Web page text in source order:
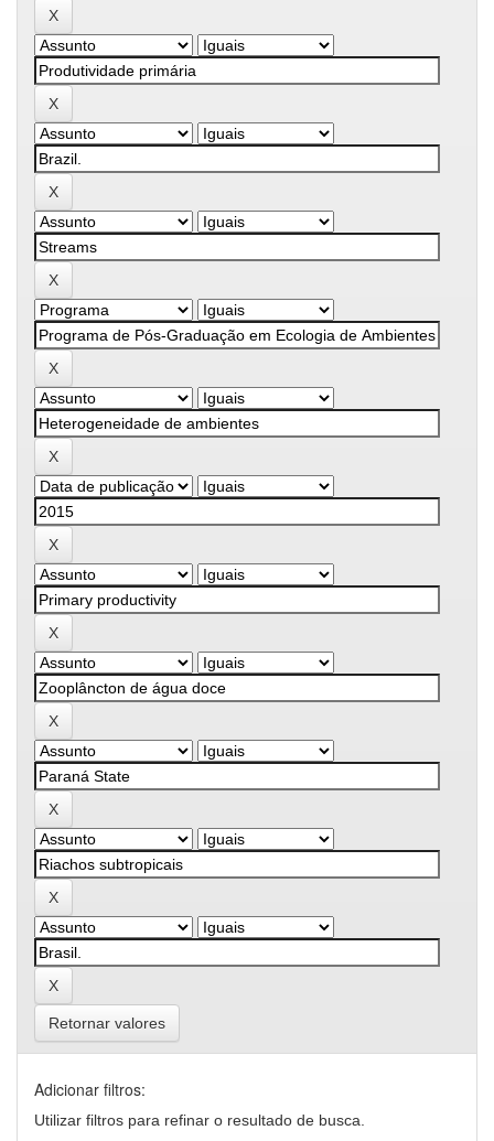
Retornar valores
Adicionar filtros:
Utilizar filtros para refinar o resultado de busca.